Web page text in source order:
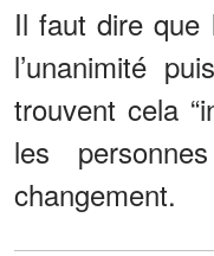
Il faut dire que
l’unanimité
trouvent cela
les
changement.